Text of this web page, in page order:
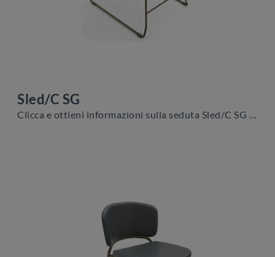
Sled/C SG
Clicca e ottieni informazioni sulla seduta Sled/C SG di Zamagna in tessuto: le più originali Sedie sgabelli moderne ti attendono.